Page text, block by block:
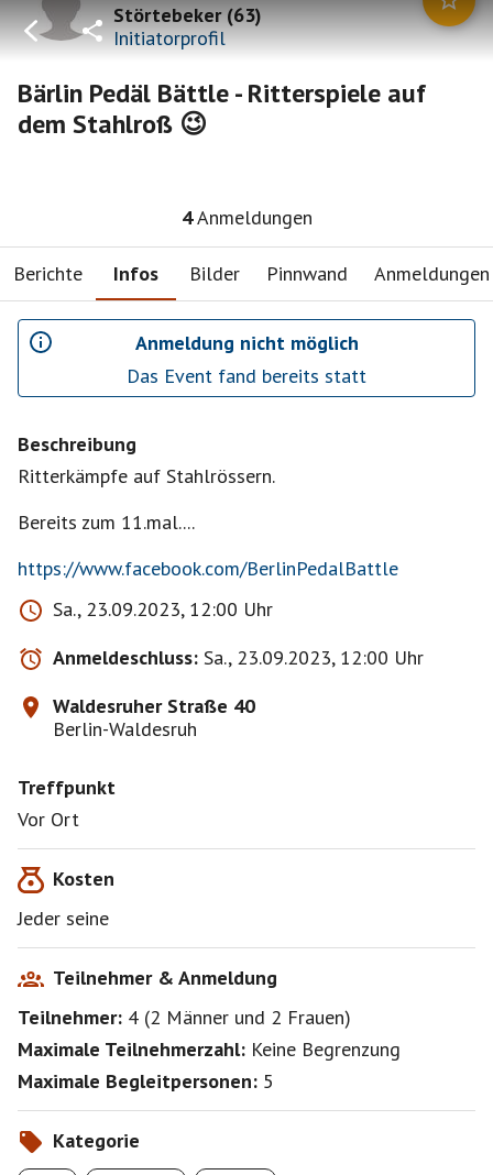
Störtebeker(63)
Initiatorprofil
Bärlin Pedäl Bättle - Ritterspiele auf
dem Stahlroß 😉
4Anmeldungen
Berichte Infos Bilder Pinnwand Anmeldungen
Anmeldung nicht möglich
Das Event fand bereits statt
Beschreibung
Ritterkämpfe auf Stahlrössern.
Bereits zum 11.mal....
https://www.facebook.com/BerlinPedalBattle
Sa., 23.09.2023, 12:00 Uhr
Anmeldeschluss: Sa., 23.09.2023, 12:00 Uhr
Waldesruher Straße 40
Berlin-Waldesruh
Treffpunkt
Vor Ort
Kosten
Jeder seine
Teilnehmer & Anmeldung
Teilnehmer: 4 (2 Männer und 2 Frauen)
Maximale Teilnehmerzahl: Keine Begrenzung
Maximale Begleitpersonen: 5
Kategorie